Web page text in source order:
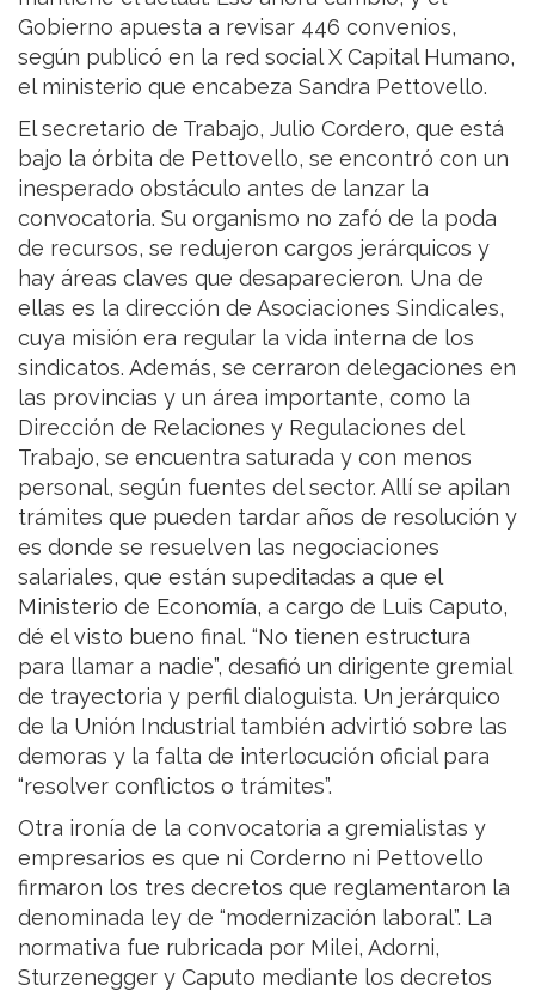
Gobierno apuesta a revisar 446 convenios,
según publicó en la red social X Capital Humano,
el ministerio que encabeza Sandra Pettovello.
El secretario de Trabajo, Julio Cordero, que está
bajo la órbita de Pettovello, se encontró con un
inesperado obstáculo antes de lanzar la
convocatoria. Su organismo no zafó de la poda
de recursos, se redujeron cargos jerárquicos y
hay áreas claves que desaparecieron. Una de
ellas es la dirección de Asociaciones Sindicales,
cuya misión era regular la vida interna de los
sindicatos. Además, se cerraron delegaciones en
las provincias y un área importante, como la
Dirección de Relaciones y Regulaciones del
Trabajo, se encuentra saturada y con menos
personal, según fuentes del sector. Allí se apilan
trámites que pueden tardar años de resolución y
es donde se resuelven las negociaciones
salariales, que están supeditadas a que el
Ministerio de Economía, a cargo de Luis Caputo,
dé el visto bueno final. “No tienen estructura
para llamar a nadie”, desafió un dirigente gremial
de trayectoria y perfil dialoguista. Un jerárquico
de la Unión Industrial también advirtió sobre las
demoras y la falta de interlocución oficial para
“resolver conflictos o trámites”.
Otra ironía de la convocatoria a gremialistas y
empresarios es que ni Corderno ni Pettovello
firmaron los tres decretos que reglamentaron la
denominada ley de “modernización laboral”. La
normativa fue rubricada por Milei, Adorni,
Sturzenegger y Caputo mediante los decretos